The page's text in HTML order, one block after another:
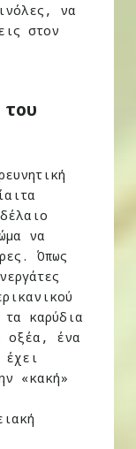
να
στον
να
Όπως
καρύδια
οξέα, ένα
έχει
«κακή»